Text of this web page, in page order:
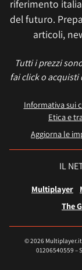
riferimento
del futuro.
articoli,
Tutti i prezzi
fai click o acquisti
Informativa sui
Etica e
Aggiorna le
IL
Multiplayer
The
© 2026 Multiplayer.it
01206540559 –